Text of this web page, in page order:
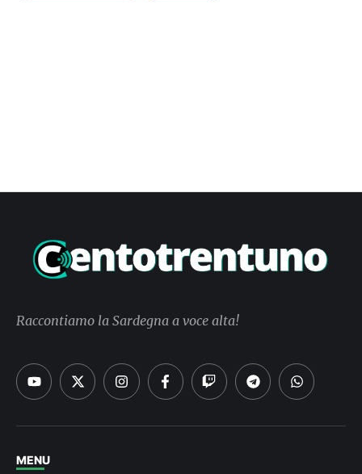
Raccontiamo la Sardegna a voce alta!
MENU